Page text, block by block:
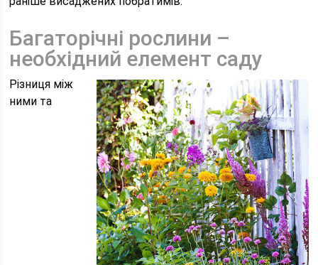
Багаторічні рослини –
необхідний елемент саду
Різниця між
ними та